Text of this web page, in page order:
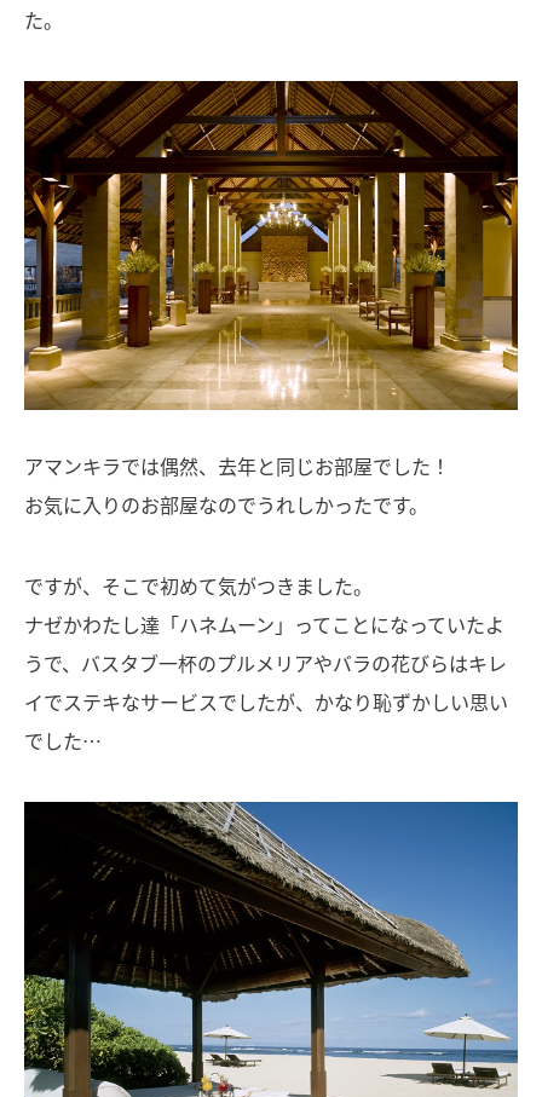
た。
アマンキラでは偶然、去年と同じお部屋でした！
お気に入りのお部屋なのでうれしかったです。
ですが、そこで初めて気がつきました。
ナゼかわたし達「ハネムーン」ってことになっていたよ
うで、バスタブ一杯のプルメリアやバラの花びらはキレ
イでステキなサービスでしたが、かなり恥ずかしい思い
でした…